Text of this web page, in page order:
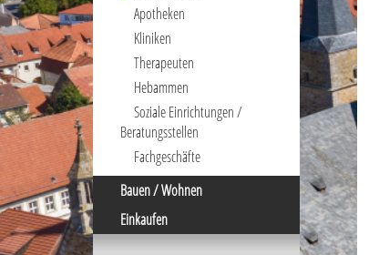
Apotheken
Kliniken
Therapeuten
Hebammen
Soziale Einrichtungen /
Beratungsstellen
Fachgeschäfte
Bauen / Wohnen
Einkaufen